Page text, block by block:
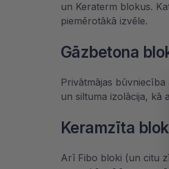
un Keraterm blokus.
piemērotākā izvēle.
Gāzbetona
Privātmājas būvniecība
un siltuma izolācija,
Keramzīta
Arī Fibo bloki (un citu